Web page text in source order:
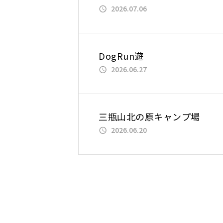
2026.07.06
DogRun遊
2026.06.27
三瓶山北の原キャンプ場
2026.06.20